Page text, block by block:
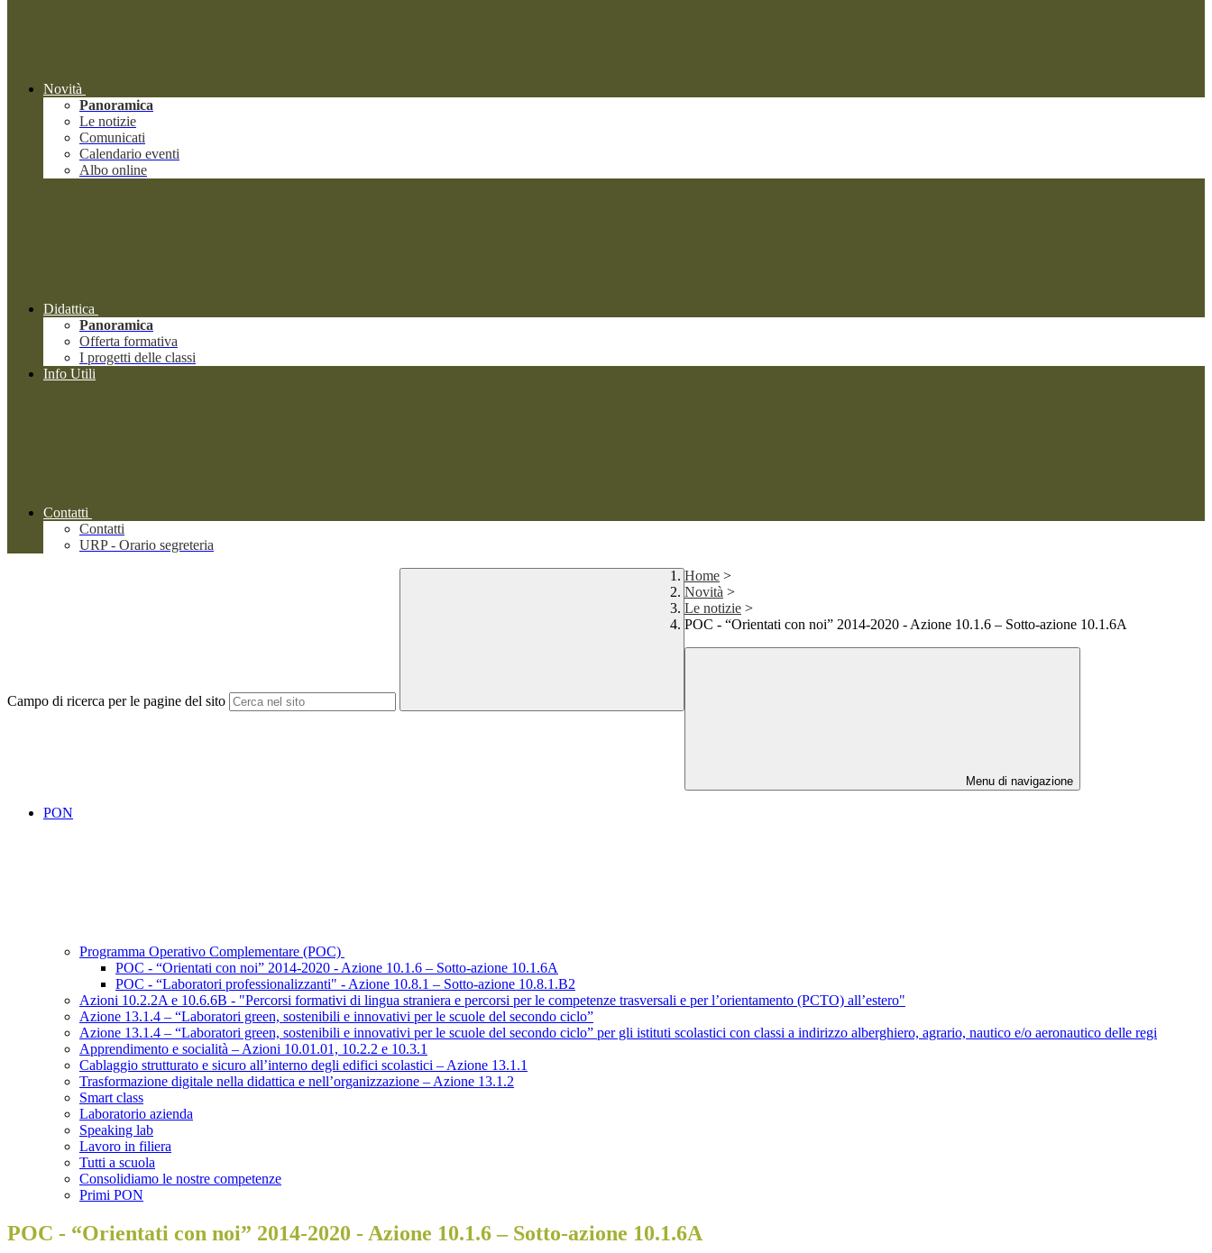
Novità
Panoramica
Le notizie
Comunicati
Calendario eventi
Albo online
Didattica
Panoramica
Offerta formativa
I progetti delle classi
Info Utili
Contatti
Contatti
URP - Orario segreteria
Campo di ricerca per le pagine del sito
Home >
Novità >
Le notizie >
POC - “Orientati con noi” 2014-2020 - Azione 10.1.6 – Sotto-azione 10.1.6A
Menu di navigazione
PON
Programma Operativo Complementare (POC)
POC - “Orientati con noi” 2014-2020 - Azione 10.1.6 – Sotto-azione 10.1.6A
POC - “Laboratori professionalizzanti" - Azione 10.8.1 – Sotto-azione 10.8.1.B2
Azioni 10.2.2A e 10.6.6B - "Percorsi formativi di lingua straniera e percorsi per le competenze trasversali e per l’orientamento (PCTO) all’estero"
Azione 13.1.4 – “Laboratori green, sostenibili e innovativi per le scuole del secondo ciclo”
Azione 13.1.4 – “Laboratori green, sostenibili e innovativi per le scuole del secondo ciclo” per gli istituti scolastici con classi a indirizzo alberghiero, agrario, nautico e/o aeronautico delle regi
Apprendimento e socialità – Azioni 10.01.01, 10.2.2 e 10.3.1
Cablaggio strutturato e sicuro all’interno degli edifici scolastici – Azione 13.1.1
Trasformazione digitale nella didattica e nell’organizzazione – Azione 13.1.2
Smart class
Laboratorio azienda
Speaking lab
Lavoro in filiera
Tutti a scuola
Consolidiamo le nostre competenze
Primi PON
POC - “Orientati con noi” 2014-2020 - Azione 10.1.6 – Sotto-azione 10.1.6A